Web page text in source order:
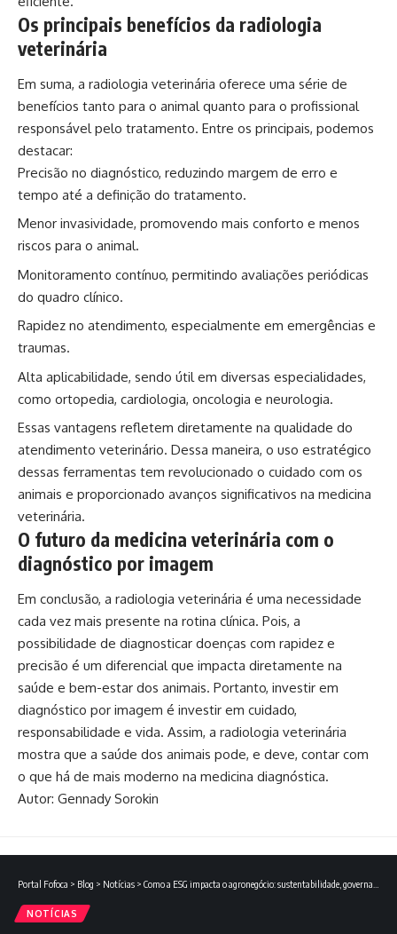
Os principais benefícios da radiologia
veterinária
Em suma, a radiologia veterinária oferece uma série de
benefícios tanto para o animal quanto para o profissional
responsável pelo tratamento. Entre os principais, podemos
destacar:
Precisão no diagnóstico, reduzindo margem de erro e
tempo até a definição do tratamento.
Menor invasividade, promovendo mais conforto e menos
riscos para o animal.
Monitoramento contínuo, permitindo avaliações periódicas
do quadro clínico.
Rapidez no atendimento, especialmente em emergências e
traumas.
Alta aplicabilidade, sendo útil em diversas especialidades,
como ortopedia, cardiologia, oncologia e neurologia.
Essas vantagens refletem diretamente na qualidade do
atendimento veterinário. Dessa maneira, o uso estratégico
dessas ferramentas tem revolucionado o cuidado com os
animais e proporcionado avanços significativos na medicina
veterinária.
O futuro da medicina veterinária com o
diagnóstico por imagem
Em conclusão, a radiologia veterinária é uma necessidade
cada vez mais presente na rotina clínica. Pois, a
possibilidade de diagnosticar doenças com rapidez e
precisão é um diferencial que impacta diretamente na
saúde e bem-estar dos animais. Portanto, investir em
diagnóstico por imagem é investir em cuidado,
responsabilidade e vida. Assim, a radiologia veterinária
mostra que a saúde dos animais pode, e deve, contar com
o que há de mais moderno na medicina diagnóstica.
Autor: Gennady Sorokin
Portal Fofoca > Blog > Notícias > Como a ESG impacta o agronegócio: sustentabilidade, governança e novas oportunidades
NOTÍCIAS